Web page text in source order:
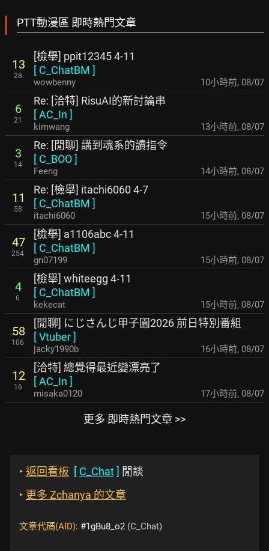
PTT動漫區 即時熱門文章
13
28
[檢舉] ppit12345 4-11
[ C_ChatBM ]
wowbenny 10小時前, 08/07
6
21
Re: [洽特] RisuAI的新討論串
[AC_In ]
kimwang 13小時前, 08/07
3
14
Re: [閒聊] 講到魂系的讀指令
[ C_BOO]
Feeng 14小時前, 08/07
11
58
Re: [檢舉] itachi6060 4-7
[ C_ChatBM ]
itachi6060 15小時前, 08/07
47
254
[檢舉] a1106abc 4-11
[ C_ChatBM ]
gn07199 15小時前, 08/07
4
6
[檢舉] whiteegg 4-11
[ C_ChatBM ]
kekecat 15小時前, 08/07
58
106
[閒聊] にじさんじ甲子園2026 前日特別番組
[Vtuber]
jacky1990b 16小時前, 08/07
12
16
[洽特] 總覺得最近變漂亮了
[AC_In ]
misaka0120 17小時前, 08/07
更多 即時熱門文章 >>
‣ 返回看板 [ C_Chat] 閒談
‣ 更多 Zchanya 的文章
文章代碼(AID): #1gBu8_o2 (C_Chat)